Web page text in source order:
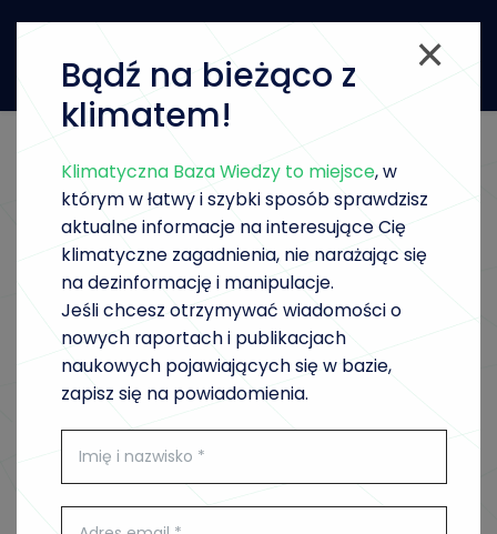
WRÓĆ DO LISTY
Bądź na bieżąco z
klimatem!
Klimatyczna Baza Wiedzy to miejsce, w
którym w łatwy i szybki sposób sprawdzisz
aktualne informacje na interesujące Cię
klimatyczne zagadnienia, nie narażając się
na dezinformację i manipulacje.
Jeśli chcesz otrzymywać wiadomości o
nowych raportach i publikacjach
naukowych pojawiających się w bazie,
zapisz się na powiadomienia.